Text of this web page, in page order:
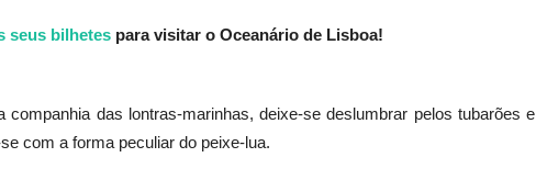
seus bilhetes para visitar o Oceanário de Lisboa!
das lontras-marinhas, deixe-se deslumbrar pelos tubarões e
com a forma peculiar do peixe-lua.